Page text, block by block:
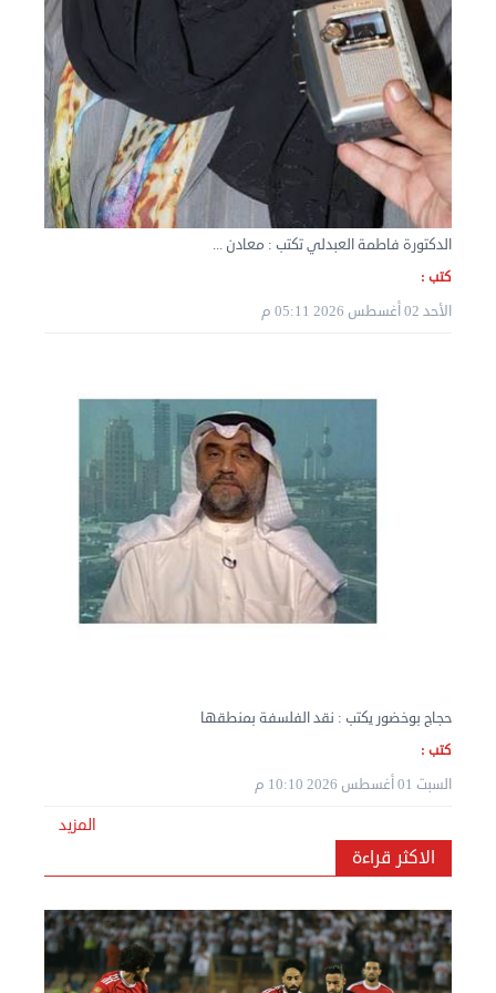
نقل عفش الكويت 50636444 فك وتركيب ايكيا محلي ...
الثلاثاء 03 سبتمبر 2024 07:06 م
نقل عفش المنطقه العاشره 50636444 فك وتركيب ...
نقل عفش المنطقه العاشره 50636444 فك وتركيب ...
الإثنين 02 سبتمبر 2024 05:01 م
الدكتورة فاطمة العبدلي تكتب : معادن ...
كتب :
الأحد 02 أغسطس 2026 05:11 م
حجاج بوخضور يكتب : نقد الفلسفة بمنطقها
كتب :
السبت 01 أغسطس 2026 10:10 م
المزيد
الاكثر قراءة